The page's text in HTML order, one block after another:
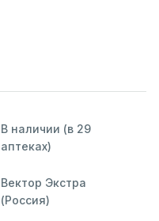
В наличии (в 29
аптеках)
Вектор Экстра
(Россия)